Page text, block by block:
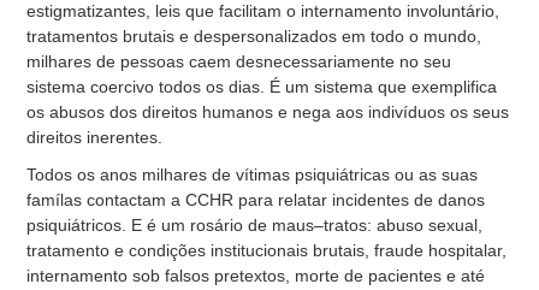
estigmatizantes, leis que facilitam o internamento involuntário,
tratamentos brutais e despersonalizados em todo o mundo,
milhares de pessoas caem desnecessariamente no seu
sistema coercivo todos os dias. É um sistema que exemplifica
os abusos dos direitos humanos e nega aos indivíduos os seus
direitos inerentes.
Todos os anos milhares de vítimas psiquiátricas ou as suas
famílas contactam a CCHR para relatar incidentes de danos
psiquiátricos. E é um rosário de maus–tratos: abuso sexual,
tratamento e condições institucionais brutais, fraude hospitalar,
internamento sob falsos pretextos, morte de pacientes e até